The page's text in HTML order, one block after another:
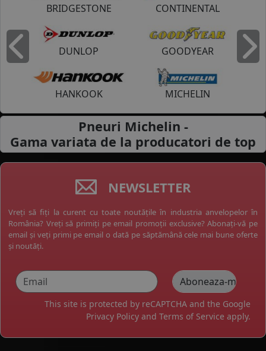
BRIDGESTONE CONTINENTAL
DUNLOP GOODYEAR
HANKOOK MICHELIN
Inapoi
Pneuri Michelin -
Gama variata de la producatori de top
NEWSLETTER
Vreți să fiți la curent cu toate noutățile în industria anvelopelor în
România? Vreți să primiți pe email promoții exclusive? Abonați-vă pe
email și veți primi pe email o dată pe săptămână cele mai bune oferte
și noutăți.
This site is protected by reCAPTCHA and the Google
Privacy Policy and Terms of Service apply.